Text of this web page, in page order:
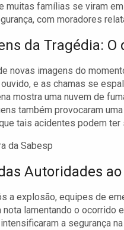
muitas famílias se viram
com moradores
da Tragédia: O
novas imagens do
e as chamas se
mostra uma nuvem de
também provocaram
tais acidentes podem ter
Autoridades
a explosão, equipes de
nota lamentando o ocorrido
a segurança